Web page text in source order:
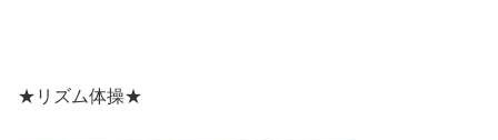
★リズム体操★